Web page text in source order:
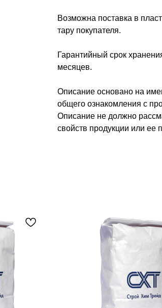
Возможна поставка в
тару покупателя.
Гарантийный срок
месяцев.
Описание основано на
общего ознакомления с
Описание не должно
свойств продукции или ее